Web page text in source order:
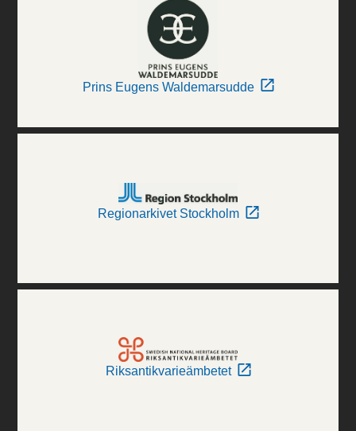
Prins Eugens Waldemarsudde
Regionarkivet Stockholm
Riksantikvarieämbetet